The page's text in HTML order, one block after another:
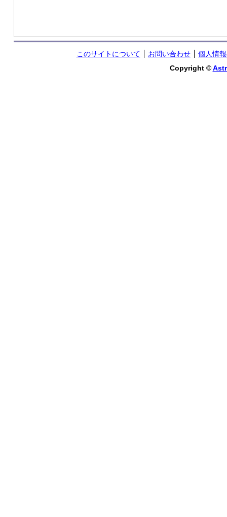
このサイトについて お問い合わせ
個人情
Copyright ©